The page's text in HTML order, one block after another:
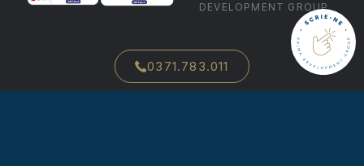
DEVELOPMENT GROUP
0371.783.011